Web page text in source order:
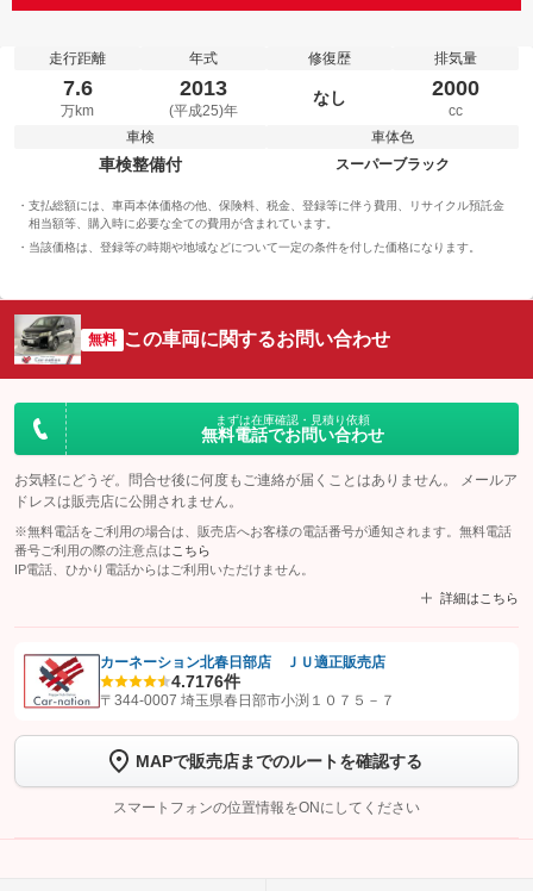
走行距離
7.6
万km
年式
2013
(平成25)年
修復歴
なし
排気量
2000
cc
車検
車検整備付
車体色
スーパーブラック
支払総額には、車両本体価格の他、保険料、税金、登録等に伴う費用、リサイクル預託金
相当額等、購入時に必要な全ての費用が含まれています。
当該価格は、登録等の時期や地域などについて一定の条件を付した価格になります。
無料 この車両に関するお問い合わせ
まずは在庫確認・見積り依頼
無料電話でお問い合わせ
お気軽にどうぞ。問合せ後に何度もご連絡が届くことはありません。 メールア
ドレスは販売店に公開されません。
※無料電話をご利用の場合は、販売店へお客様の電話番号が通知されます。無料電話
番号ご利用の際の注意点は こちら
IP電話、ひかり電話からはご利用いただけません。
詳細はこちら
【STEP1】
認証画面でグーネットを友だち追加してから「許可する」ボタンを押
トーク画面で
ボタンをタップして問い合わせを
完了してください。
こちら
カーネーション北春日部店 ＪＵ適正販売店
4.7176件
〒344-0007 埼玉県春日部市小渕１０７５－７
MAPで販売店までのルートを確認する
スマートフォンの位置情報をONにしてください